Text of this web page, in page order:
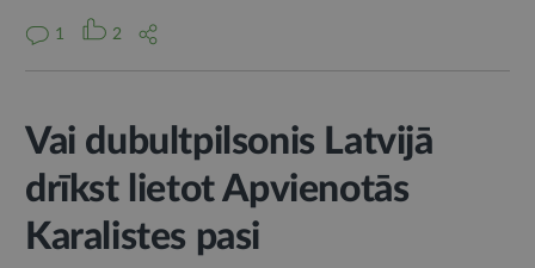
1 2
Vai dubultpilsonis Latvijā
drīkst lietot Apvienotās
Karalistes pasi